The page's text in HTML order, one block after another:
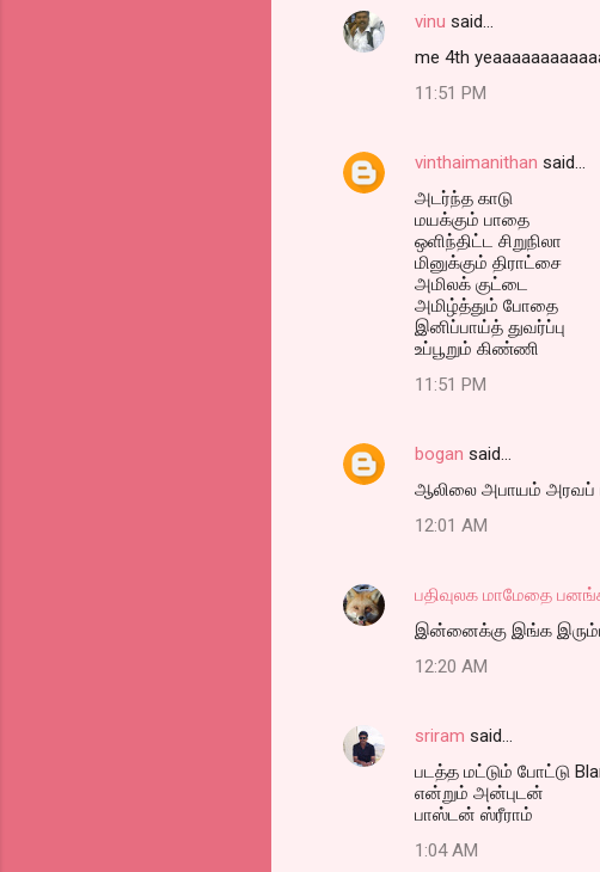
vinu said…
me 4th
11:51 PM
vinthaimanithan said…
அடர்ந்த காடு
மயக்கும் பாதை
ஒளிந்திட்ட சிறுநிலா
மினுக்கும் திராட்சை
அமிலக் குட்டை
அமிழ்த்தும் போதை
இனிப்பாய்த் துவர்ப்பு
உப்பூறும் கிண்ணி
11:51 PM
bogan said…
ஆலிலை அபாயம் அரவப்
12:01 AM
பதிவுலக மாமேதை
இன்னைக்கு இங்க
12:20 AM
sriram said…
படத்த மட்டும் போட்டு
என்றும் அன்புடன்
பாஸ்டன் ஸ்ரீராம்
1:04 AM